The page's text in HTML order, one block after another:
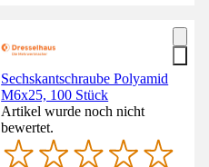
Sechskantschraube Polyamid
M6x25, 100 Stück
Artikel wurde noch nicht
bewertet.